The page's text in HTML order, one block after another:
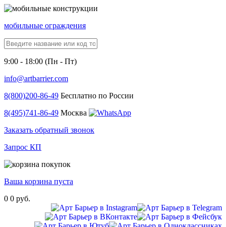
мобильные ограждения
9:00 - 18:00 (Пн - Пт)
info@artbarrier.com
8(800)200-86-49 Бесплатно по России
8(495)741-86-49 Москва
Заказать обратный звонок
Запрос КП
Ваша корзина пуста
0 0 руб.